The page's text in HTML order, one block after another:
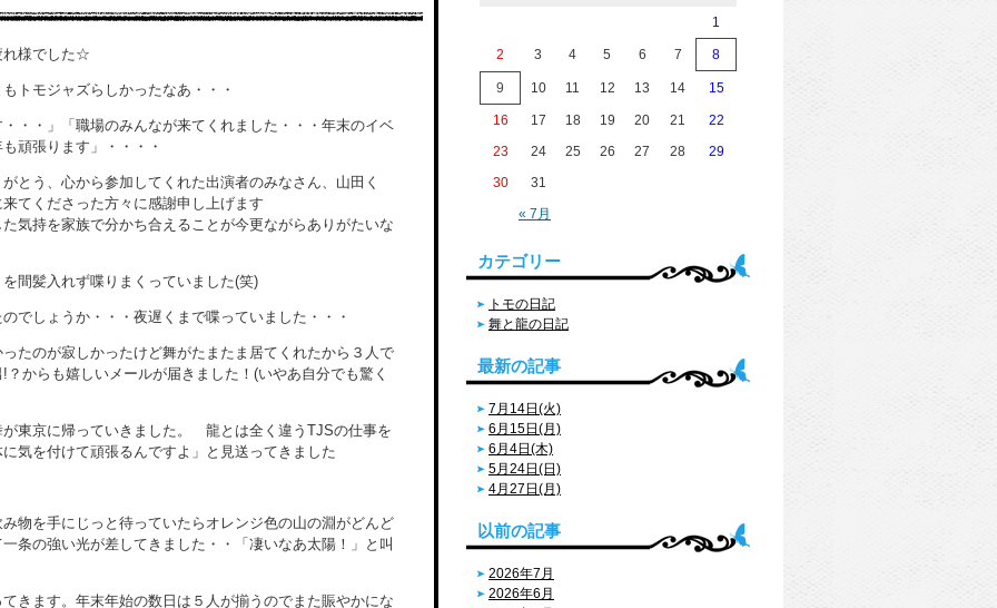
様でした☆
トモジャズらしかったなあ・・・
・・」「職場のみんなが来てくれました・・・年末のイベ
頑張ります」・・・・
とう、心から参加してくれた出演者のみなさん、山田く
てくださった方々に感謝申し上げます
気持を家族で分かち合えることが今更ながらありがたいな
間髪入れず喋りまくっていました(笑)
でしょうか・・・夜遅くまで喋っていました・・・
たのが寂しかったけど舞がたまたま居てくれたから３人で
からも嬉しいメールが届きました！(いやあ自分でも驚く
東京に帰っていきました。 龍とは全く違うTJSの仕事を
気を付けて頑張るんですよ」と見送ってきました
物を手にじっと待っていたらオレンジ色の山の淵がどんど
条の強い光が差してきました・・「凄いなあ太陽！」と叫
きます。年末年始の数日は５人が揃うのでまた賑やかにな
« 7月
1
2 3 4 5 6 7 8
9 10 11 12 13 14 15
16 17 18 19 20 21
22
23
24 25 26 27 28
29
30
31
カテゴリー
トモの日記
舞と龍の日記
最新の記事
7月14日(火)
6月15日(月)
6月4日(木)
5月24日(日)
4月27日(月)
以前の記事
2026年7月
2026年6月